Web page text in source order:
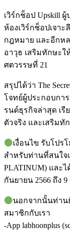
เวิร์กช็อป Upskill ผู้
ห้องเวิร์กช็อปเจาะลึ
กฎหมาย และอีกห
อาวุธ เสริมทักษะ
ศตวรรษที่ 21
สรุปได้ว่า The
โจทย์ผู้ประกอบกา
รนด์ธุรกิจล่าสุด เรี
ตัวจริง และเสริมทั
เงื่อนไข รับโปร
สำหรับท่านที่สนใจเ
PLATINUM) และ
กันยายน 2566 ถึง
นอกจากนั้นท่าน
สมาชิกกับเรา
-App labhoonplus